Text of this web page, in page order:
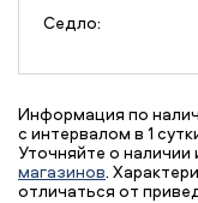
Седло:
Информация по
с интервалом в 1
Уточняйте о
магазинов.
отличаться от